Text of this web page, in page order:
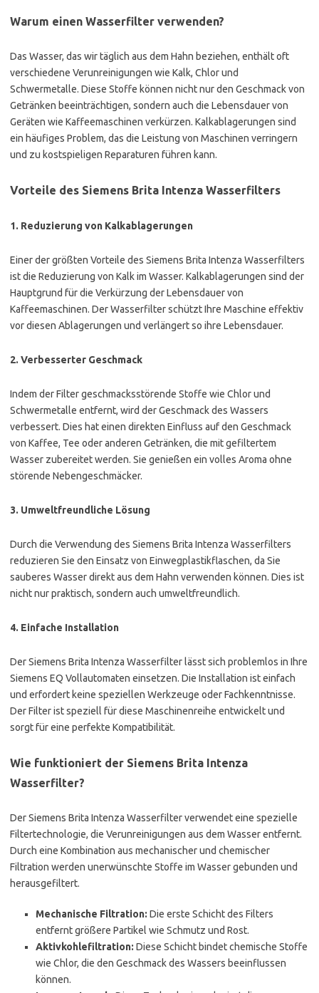
Warum einen Wasserfilter verwenden?
Das Wasser, das wir täglich aus dem Hahn beziehen, enthält oft
verschiedene Verunreinigungen wie Kalk, Chlor und
Schwermetalle. Diese Stoffe können nicht nur den Geschmack von
Getränken beeinträchtigen, sondern auch die Lebensdauer von
Geräten wie Kaffeemaschinen verkürzen. Kalkablagerungen sind
ein häufiges Problem, das die Leistung von Maschinen verringern
und zu kostspieligen Reparaturen führen kann.
Vorteile des Siemens Brita Intenza Wasserfilters
1. Reduzierung von Kalkablagerungen
Einer der größten Vorteile des Siemens Brita Intenza Wasserfilters
ist die Reduzierung von Kalk im Wasser. Kalkablagerungen sind der
Hauptgrund für die Verkürzung der Lebensdauer von
Kaffeemaschinen. Der Wasserfilter schützt Ihre Maschine effektiv
vor diesen Ablagerungen und verlängert so ihre Lebensdauer.
2. Verbesserter Geschmack
Indem der Filter geschmacksstörende Stoffe wie Chlor und
Schwermetalle entfernt, wird der Geschmack des Wassers
verbessert. Dies hat einen direkten Einfluss auf den Geschmack
von Kaffee, Tee oder anderen Getränken, die mit gefiltertem
Wasser zubereitet werden. Sie genießen ein volles Aroma ohne
störende Nebengeschmäcker.
3. Umweltfreundliche Lösung
Durch die Verwendung des Siemens Brita Intenza Wasserfilters
reduzieren Sie den Einsatz von Einwegplastikflaschen, da Sie
sauberes Wasser direkt aus dem Hahn verwenden können. Dies ist
nicht nur praktisch, sondern auch umweltfreundlich.
4. Einfache Installation
Der Siemens Brita Intenza Wasserfilter lässt sich problemlos in Ihre
Siemens EQ Vollautomaten einsetzen. Die Installation ist einfach
und erfordert keine speziellen Werkzeuge oder Fachkenntnisse.
Der Filter ist speziell für diese Maschinenreihe entwickelt und
sorgt für eine perfekte Kompatibilität.
Wie funktioniert der Siemens Brita Intenza
Wasserfilter?
Der Siemens Brita Intenza Wasserfilter verwendet eine spezielle
Filtertechnologie, die Verunreinigungen aus dem Wasser entfernt.
Durch eine Kombination aus mechanischer und chemischer
Filtration werden unerwünschte Stoffe im Wasser gebunden und
herausgefiltert.
Mechanische Filtration: Die erste Schicht des Filters
entfernt größere Partikel wie Schmutz und Rost.
Aktivkohlefiltration: Diese Schicht bindet chemische Stoffe
wie Chlor, die den Geschmack des Wassers beeinflussen
können.